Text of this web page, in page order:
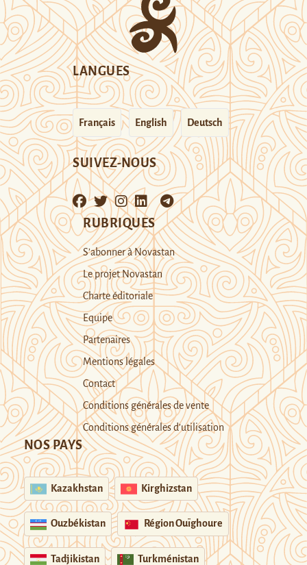
LANGUES
Français English Deutsch
SUIVEZ-NOUS
RUBRIQUES
S’abonner à Novastan
Le projet Novastan
Charte éditoriale
Equipe
Partenaires
Mentions légales
Contact
Conditions générales de vente
Conditions générales d’utilisation
NOS PAYS
Kazakhstan Kirghizstan
Ouzbékistan Région Ouïghoure
Tadjikistan Turkménistan